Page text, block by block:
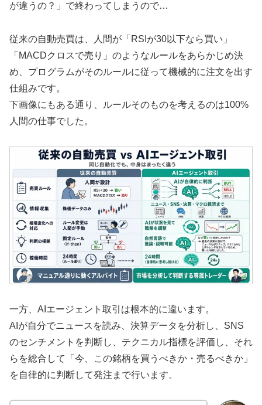
が違うの？」で終わってしまうので…
従来の自動売買は、人間が「RSIが30以下なら買い」
「MACDクロスで売り」のようなルールをあらかじめ決
め、プログラムがそのルールに従って機械的に注文を出す
仕組みです。
下画像にもある通り、ルールそのものを考えるのは100%
人間の仕事でした。
一方、AIエージェント取引は根本的に違います。
AIが自分でニュースを読み、決算データを分析し、SNS
のセンチメントを判断し、テクニカル指標を評価し、それ
らを総合して「今、この銘柄を買うべきか・売るべきか」
を自律的に判断して発注まで行います。